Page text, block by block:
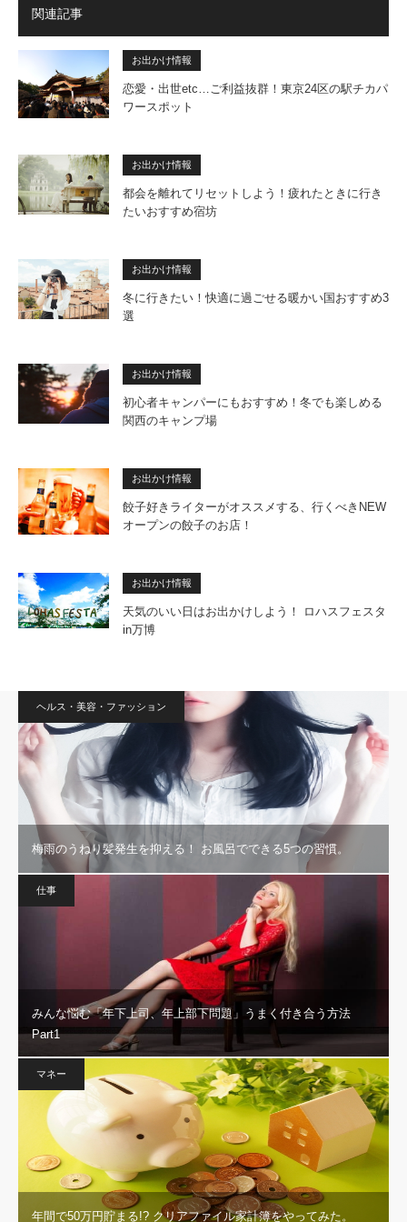
関連記事
お出かけ情報
恋愛・出世etc…ご利益抜群！東京24区の駅チカパ
ワースポット
お出かけ情報
都会を離れてリセットしよう！疲れたときに行き
たいおすすめ宿坊
お出かけ情報
冬に行きたい！快適に過ごせる暖かい国おすすめ3
選
お出かけ情報
初心者キャンパーにもおすすめ！冬でも楽しめる
関西のキャンプ場
お出かけ情報
餃子好きライターがオススメする、行くべきNEW
オープンの餃子のお店！
お出かけ情報
天気のいい日はお出かけしよう！ ロハスフェスタ
in万博
ヘルス・美容・ファッション
梅雨のうねり髪発生を抑える！ お風呂でできる5つの習慣。
仕事
みんな悩む「年下上司、年上部下問題」うまく付き合う方法
Part1
マネー
年間で50万円貯まる!? クリアファイル家計簿をやってみた。